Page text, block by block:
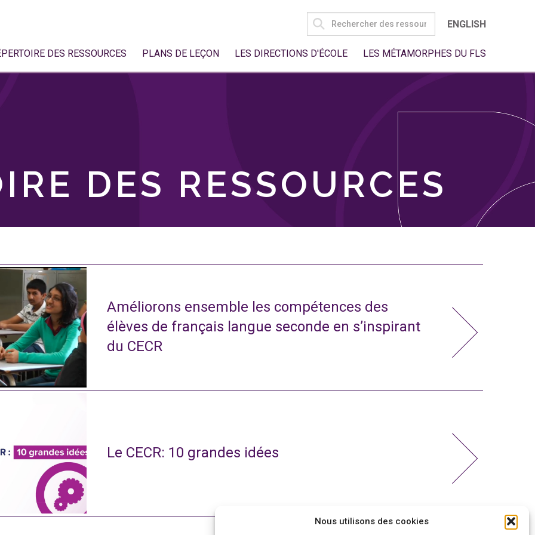
Nous utilisons des cookies
SEARCH
FOR:
ENGLISH
DES RESSOURCES PLANS DE LEÇON LES DIRECTIONS D'ÉCOLE LES MÉTAMORPHES DU FLS
DES RESSOURCES
Améliorons ensemble les compétences des
élèves de français langue seconde en s’inspirant
du CECR
Le CECR: 10 grandes idées